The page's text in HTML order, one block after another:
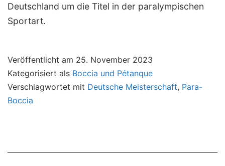
Deutschland um die Titel in der paralympischen
Sportart.
Veröffentlicht am 25. November 2023
Kategorisiert als Boccia und Pétanque
Verschlagwortet mit Deutsche Meisterschaft, Para-
Boccia